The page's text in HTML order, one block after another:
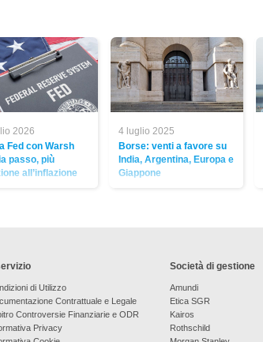
2026
Fed con Warsh
passo, più
all’inflazione
4 luglio 2025
Borse: venti a favore su
India, Argentina, Europa e
Giappone
di Utilizzo
Contrattuale e Legale
Controversie Finanziarie e ODR
Privacy
Società di gestione
Amundi
Etica SGR
Kairos
Rothschild